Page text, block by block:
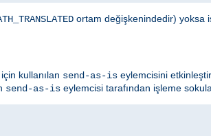
ortam değişkenindedir) yoksa
kullanılan send-as-is eylemcisini
send-as-is eylemcisi tarafından işleme